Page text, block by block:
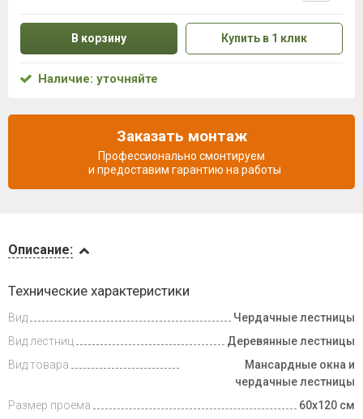
и оплата
Описание:
Технические характеристики
Вид
Чердачные лестницы
Вид лестниц
Деревянные лестницы
Вид товара
Мансардные окна и
чердачные лестницы
Размер проема
60х120 см
В корзину Купить в 1 клик
Наличие: уточняйте
Заказать монтаж
Профессионально смонтируем
и предоставим гарантию на работы